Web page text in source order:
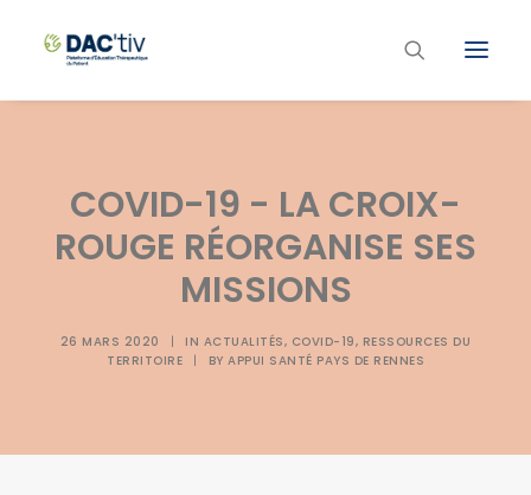
Liste des programmes et actions
Les formations ETP
Contacts
COVID-19 - LA CROIX-
ROUGE RÉORGANISE SES
MISSIONS
26 MARS 2020 | IN ACTUALITÉS, COVID-19, RESSOURCES DU
TERRITOIRE
| BY APPUI SANTÉ PAYS DE RENNES